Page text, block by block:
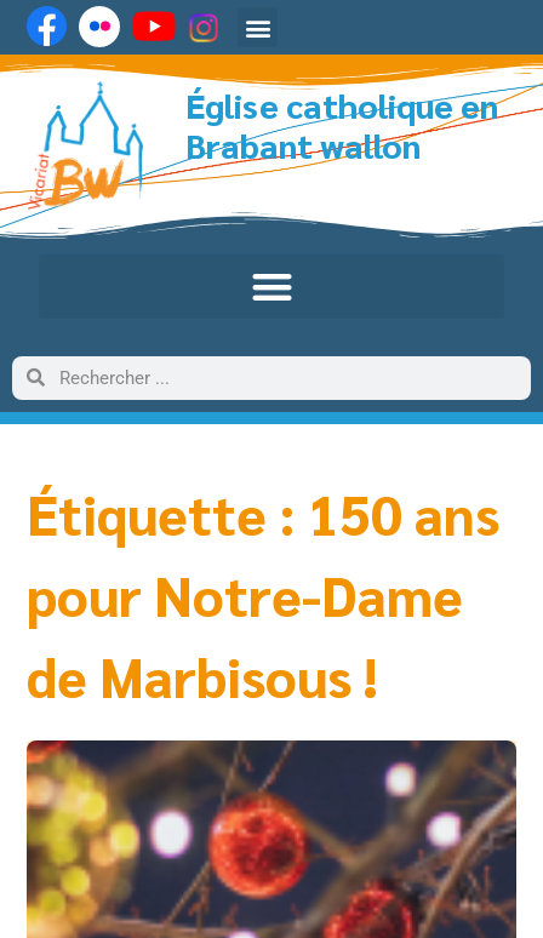
Église catholique en
Brabant wallon
Étiquette : 150 ans
pour Notre-Dame
de Marbisous !